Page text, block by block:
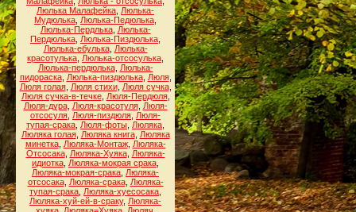
Люлька Малафейка Люлька-
Мудюлька Люлька-Педюлька
Люлька-Пердлька, Люлька-
Пердюлька Люлька-Пиздюлька
Люлька-ебулька, Люлька-
красотулька Люлька-отсосулька
Люлька-пердюлька, Люлька-
пидораска, Люлька-пиздюлька, Люля,
Люля голая, Люля стихи, Люля сучка,
Люля сучка-в-течке, Люля-Пердюля,
Люля-дура, Люля-красотуля, Люля-
отсосуля Люля-пиздюля Люля-
тупая-срака Люля-фоты Люляка
Люляка голая, Люляка книга, Люляка
минетка, Люляка-Монтаж, Люляка-
Отсосака, Люляка-Хуяка, Люляка-
идиотка Люляка-мокрая срака
Люляка-мокрая-срака Люляка-
отсосака, Люляка-срака, Люляка-
тупая-срака Люляка-хуесосака
Люляка-хуй-ей-в-сраку, Люляка-